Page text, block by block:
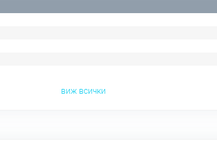
виж всички